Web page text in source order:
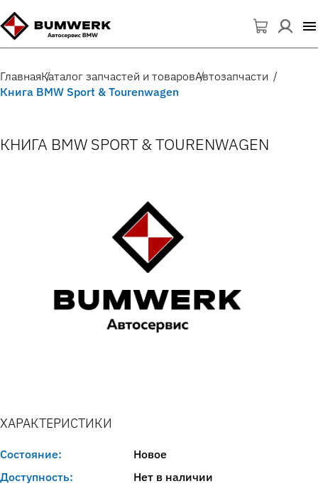
ГлавнаяКаталог запчастей и товаровАвтозапчасти
Книга BMW Sport & Tourenwagen
КНИГА BMW SPORT & TOURENWAGEN
ХАРАКТЕРИСТИКИ
Состояние:
Новое
Доступность:
Нет в наличии